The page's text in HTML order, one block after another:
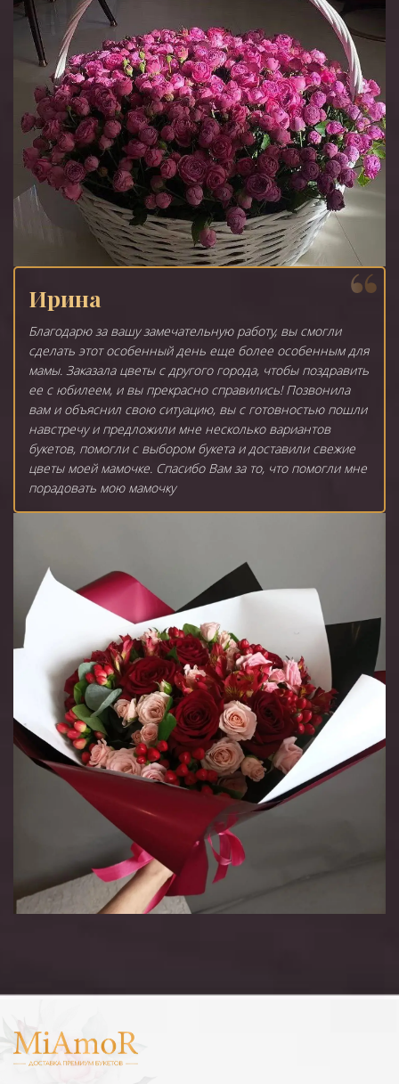
Ирина
Благодарю за вашу замечательную работу, вы смогли
сделать этот особенный день еще более особенным для
мамы. Заказала цветы с другого города, чтобы поздравить
ее с юбилеем, и вы прекрасно справились! Позвонила
вам и объяснил свою ситуацию, вы с готовностью пошли
навстречу и предложили мне несколько вариантов
букетов, помогли с выбором букета и доставили свежие
цветы моей мамочке. Спасибо Вам за то, что помогли мне
порадовать мою мамочку